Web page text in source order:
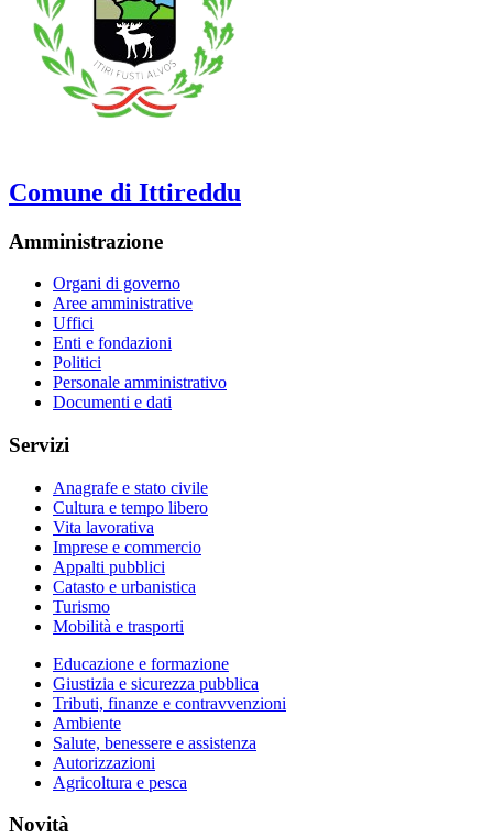
Comune di Ittireddu
Amministrazione
Organi di governo
Aree amministrative
Uffici
Enti e fondazioni
Politici
Personale amministrativo
Documenti e dati
Servizi
Anagrafe e stato civile
Cultura e tempo libero
Vita lavorativa
Imprese e commercio
Appalti pubblici
Catasto e urbanistica
Turismo
Mobilità e trasporti
Educazione e formazione
Giustizia e sicurezza pubblica
Tributi, finanze e contravvenzioni
Ambiente
Salute, benessere e assistenza
Autorizzazioni
Agricoltura e pesca
Novità